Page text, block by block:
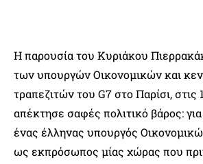
Η παρουσία του Κυριάκου
των υπουργών Οικονομικών και
τραπεζιτών του G7 στο Παρίσι, στις
απέκτησε σαφές πολιτικό βάρος:
ένας έλληνας υπουργός
ως εκπρόσωπος μίας χώρας που